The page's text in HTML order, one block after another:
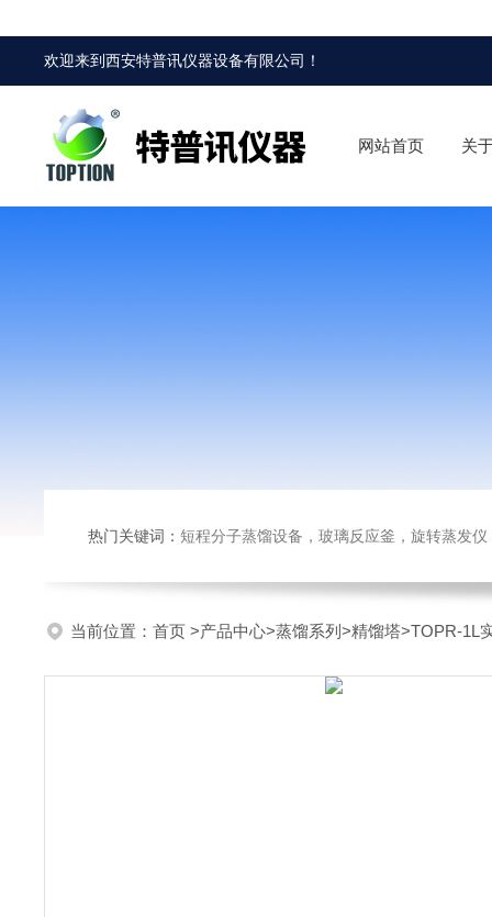
欢迎来到西安特普讯仪器设备有限公司 ！
网站首页 关
热门关键词： 短程分子蒸馏设备，玻璃反应釜，旋转蒸发
当前位置： 首页 >产品中心>蒸馏系列 >精馏塔>TOPR-1L